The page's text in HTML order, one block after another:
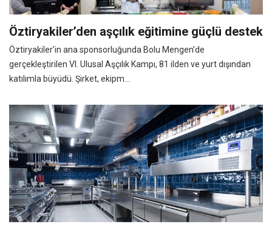
Öztiryakiler’den aşçılık eğitimine güçlü destek
Öztiryakiler’in ana sponsorluğunda Bolu Mengen’de
gerçekleştirilen VI. Ulusal Aşçılık Kampı, 81 ilden ve yurt dışından
katılımla büyüdü. Şirket, ekipm...